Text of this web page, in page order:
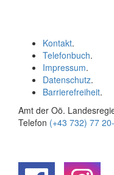
Kontakt.
Telefonbuch.
Impressum.
Datenschutz.
Barrierefreiheit.
Amt der Oö.
Telefon (+43 732) 77